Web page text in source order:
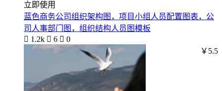
立即使用
蓝色商务公司组织架构图，项目小组人员配置图表，公
司人事部门图，组织结构人员图模板
 1.2k  6  0
￥5.5